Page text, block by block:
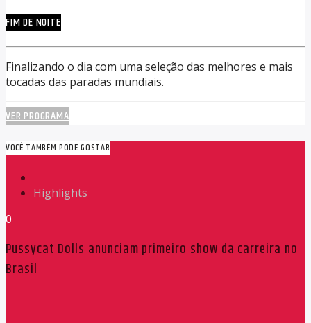
FIM DE NOITE
Finalizando o dia com uma seleção das melhores e mais
tocadas das paradas mundiais.
VER PROGRAMA
VOCÊ TAMBÉM PODE GOSTAR
Highlights
0
Pussycat Dolls anunciam primeiro show da carreira no
Brasil